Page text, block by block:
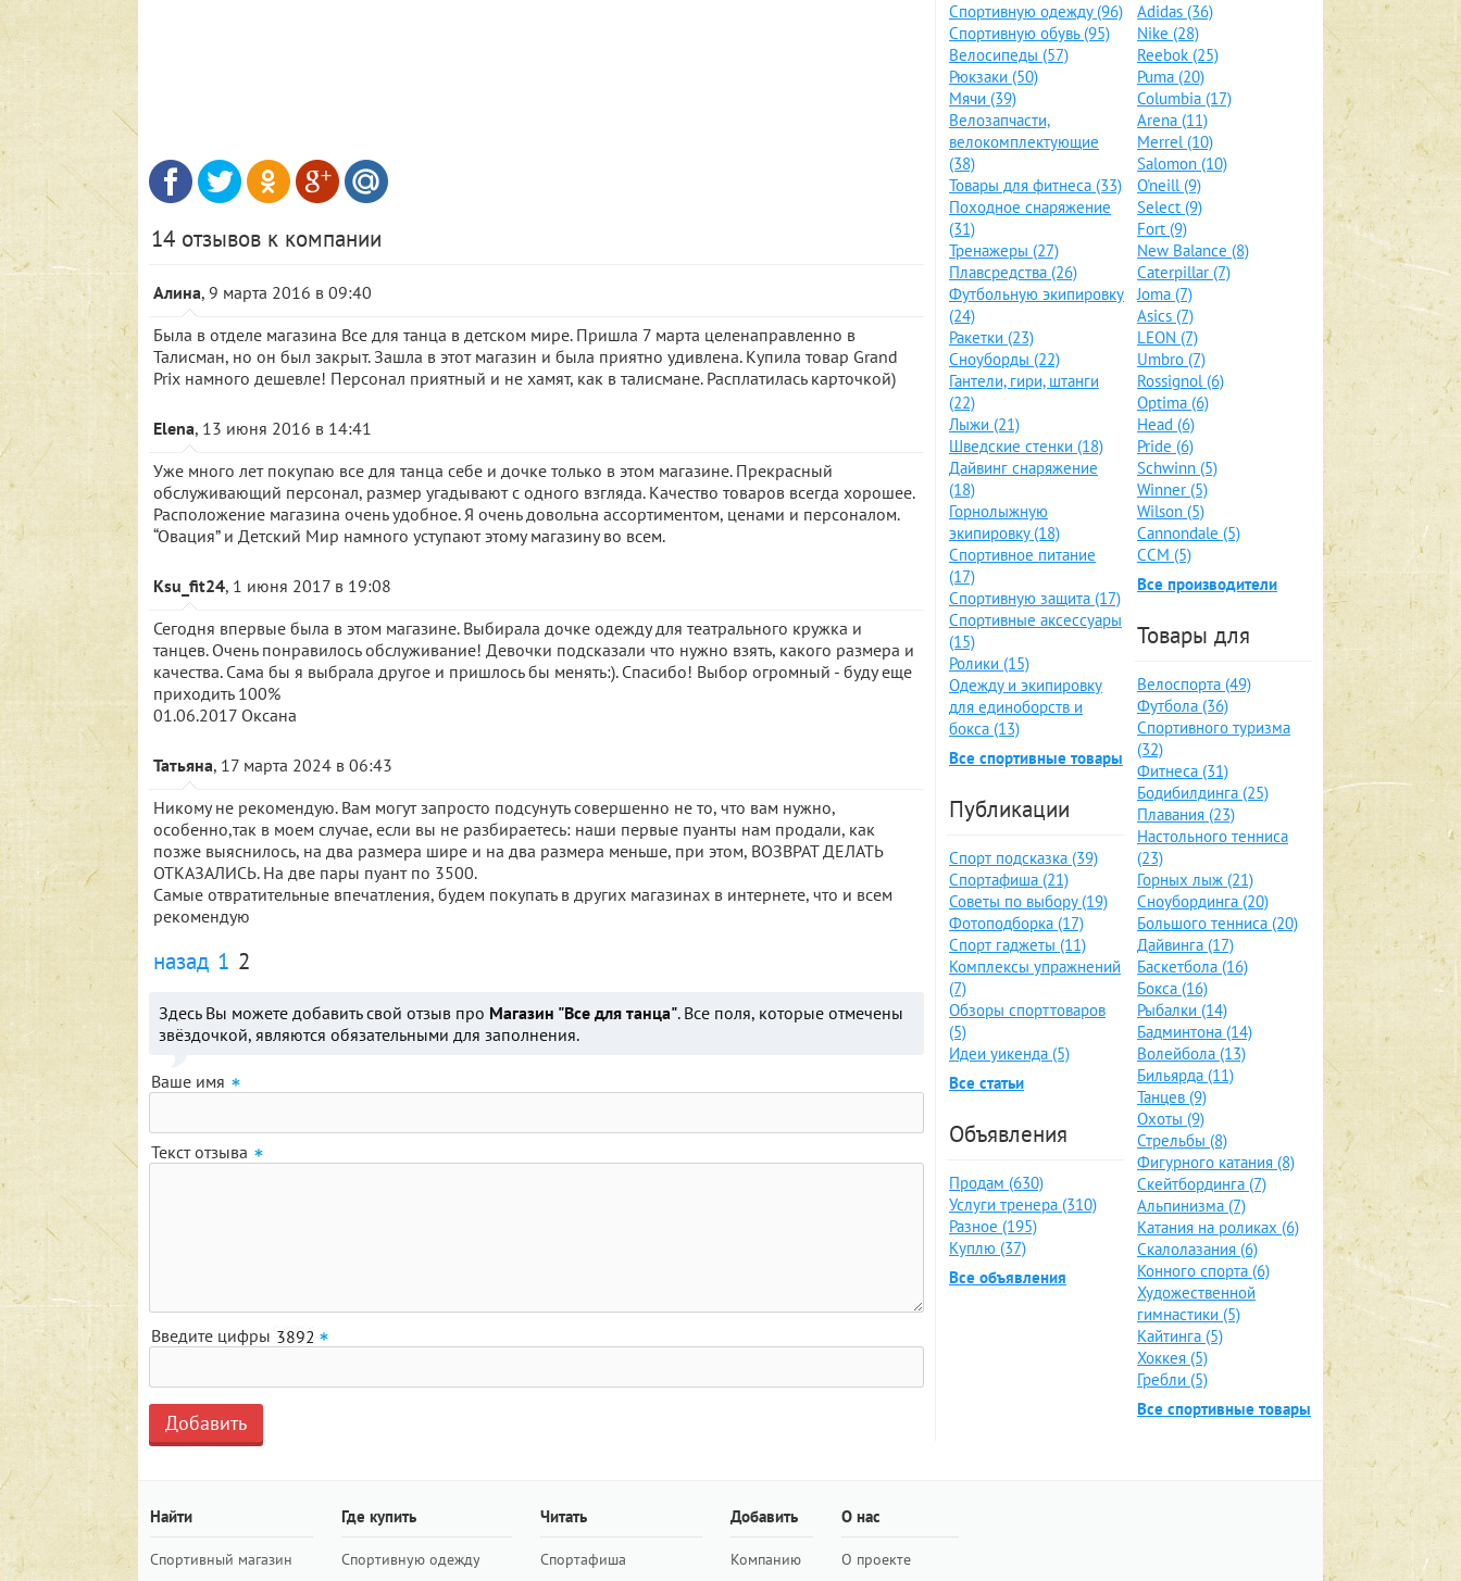
14 отзывов к компании
Алина, 9 марта 2016 в 09:40
Была в отделе магазина Все для танца в детском мире. Пришла 7 марта целенаправленно в
Талисман, но он был закрыт. Зашла в этот магазин и была приятно удивлена. Купила товар Grand
Prix намного дешевле! Персонал приятный и не хамят, как в талисмане. Расплатилась карточкой)
Elena, 13 июня 2016 в 14:41
Уже много лет покупаю все для танца себе и дочке только в этом магазине. Прекрасный
обслуживающий персонал, размер угадывают с одного взгляда. Качество товаров всегда хорошее.
Расположение магазина очень удобное. Я очень довольна ассортиментом, ценами и персоналом.
“Овация” и Детский Мир намного уступают этому магазину во всем.
Ksu_fit24, 1 июня 2017 в 19:08
Сегодня впервые была в этом магазине. Выбирала дочке одежду для театрального кружка и
танцев. Очень понравилось обслуживание! Девочки подсказали что нужно взять, какого размера и
качества. Сама бы я выбрала другое и пришлось бы менять:). Спасибо! Выбор огромный - буду еще
приходить 100%
01.06.2017 Оксана
Татьяна, 17 марта 2024 в 06:43
Никому не рекомендую. Вам могут запросто подсунуть совершенно не то, что вам нужно,
особенно,так в моем случае, если вы не разбираетесь: наши первые пуанты нам продали, как
позже выяснилось, на два размера шире и на два размера меньше, при этом, ВОЗВРАТ ДЕЛАТЬ
ОТКАЗАЛИСЬ. На две пары пуант по 3500.
Самые отвратительные впечатления, будем покупать в других магазинах в интернете, что и всем
рекомендую
назад 1 2
Здесь Вы можете добавить свой отзыв про Магазин "Все для танца". Все поля, которые отмечены
звёздочкой, являются обязательными для заполнения.
Ваше имя
Текст отзыва
Введите цифры
Спортивную одежду (96)
Спортивную обувь (95)
Велосипеды (57)
Рюкзаки (50)
Мячи (39)
Велозапчасти,
велокомплектующие
(38)
Товары для фитнеса (33)
Походное снаряжение
(31)
Тренажеры (27)
Плавсредства (26)
Футбольную экипировку
(24)
Ракетки (23)
Сноуборды (22)
Гантели, гири, штанги
(22)
Лыжи (21)
Шведские стенки (18)
Дайвинг снаряжение
(18)
Горнолыжную
экипировку (18)
Спортивное питание
(17)
Спортивную защита (17)
Спортивные аксессуары
(15)
Ролики (15)
Одежду и экипировку
для единоборств и
бокса (13)
Все спортивные товары
Публикации
Спорт подсказка (39)
Спортафиша (21)
Советы по выбору (19)
Фотоподборка (17)
Спорт гаджеты (11)
Комплексы упражнений
(7)
Обзоры спорттоваров
(5)
Идеи уикенда (5)
Все статьи
Объявления
Продам (630)
Услуги тренера (310)
Разное (195)
Куплю (37)
Все объявления
Adidas (36)
Nike (28)
Reebok (25)
Puma (20)
Columbia (17)
Arena (11)
Merrel (10)
Salomon (10)
O'neill (9)
Select (9)
Fort (9)
New Balance (8)
Caterpillar (7)
Joma (7)
Asics (7)
LEON (7)
Umbro (7)
Rossignol (6)
Optima (6)
Head (6)
Pride (6)
Schwinn (5)
Winner (5)
Wilson (5)
Cannondale (5)
CCM (5)
Все производители
Товары для
Велоспорта (49)
Футбола (36)
Спортивного туризма
(32)
Фитнеса (31)
Бодибилдинга (25)
Плавания (23)
Настольного тенниса
(23)
Горных лыж (21)
Сноубординга (20)
Большого тенниса (20)
Дайвинга (17)
Баскетбола (16)
Бокса (16)
Рыбалки (14)
Бадминтона (14)
Волейбола (13)
Бильярда (11)
Танцев (9)
Охоты (9)
Стрельбы (8)
Фигурного катания (8)
Скейтбординга (7)
Альпинизма (7)
Катания на роликах (6)
Скалолазания (6)
Конного спорта (6)
Художественной
гимнастики (5)
Кайтинга (5)
Хоккея (5)
Гребли (5)
Все спортивные товары
Найти
Спортивный магазин
Где купить
Спортивную одежду
Читать
Спортафиша
Добавить
Компанию
О нас
О проекте